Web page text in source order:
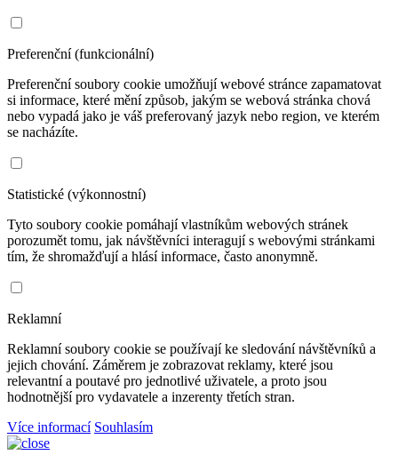
Preferenční (funkcionální)
Preferenční soubory cookie umožňují webové stránce zapamatovat
si informace, které mění způsob, jakým se webová stránka chová
nebo vypadá jako je váš preferovaný jazyk nebo region, ve kterém
se nacházíte.
Statistické (výkonnostní)
Tyto soubory cookie pomáhají vlastníkům webových stránek
porozumět tomu, jak návštěvníci interagují s webovými stránkami
tím, že shromažďují a hlásí informace, často anonymně.
Reklamní
Reklamní soubory cookie se používají ke sledování návštěvníků a
jejich chování. Záměrem je zobrazovat reklamy, které jsou
relevantní a poutavé pro jednotlivé uživatele, a proto jsou
hodnotnější pro vydavatele a inzerenty třetích stran.
Více informací Souhlasím